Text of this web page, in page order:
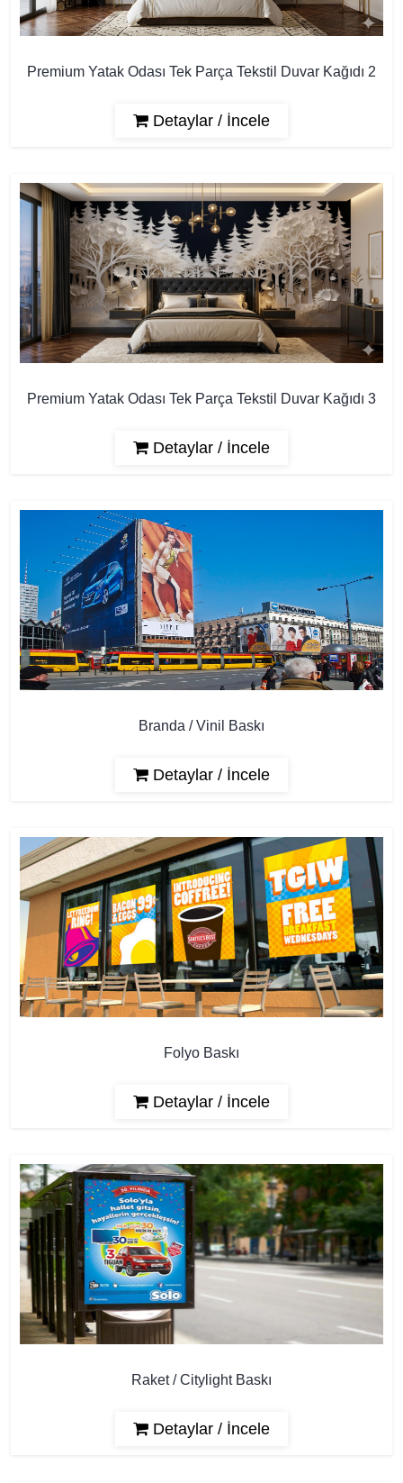
Premium Yatak Odası Tek Parça Tekstil Duvar Kağıdı 2
Detaylar / İncele
Premium Yatak Odası Tek Parça Tekstil Duvar Kağıdı 3
Detaylar / İncele
Branda / Vinil Baskı
Detaylar / İncele
Folyo Baskı
Detaylar / İncele
Raket / Citylight Baskı
Detaylar / İncele